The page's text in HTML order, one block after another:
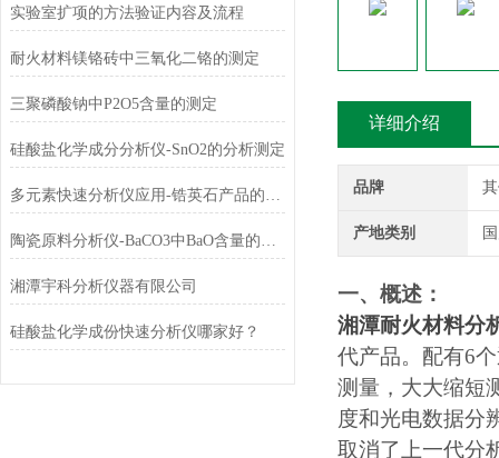
实验室扩项的方法验证内容及流程
耐火材料镁铬砖中三氧化二铬的测定
三聚磷酸钠中P2O5含量的测定
硅酸盐化学成分分析仪-SnO2的分析测定
多元素快速分析仪应用-锆英石产品的分析
陶瓷原料分析仪-BaCO3中BaO含量的测定
湘潭宇科分析仪器有限公司
硅酸盐化学成份快速分析仪哪家好？
详细介绍
品牌
产地类别
一、概述：
湘潭耐火材料分
代产品。配有6
测量，大大缩短
度和光电数据分
取消了上一代分